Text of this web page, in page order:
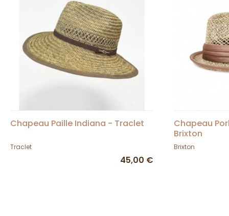
Chapeau Paille Indiana - Traclet
Traclet
45,00 €
Chapeau
Brixton
Brixton